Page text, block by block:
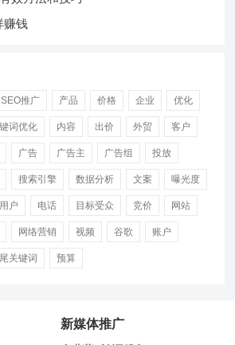
赚钱
SEO推广 产品 价格 企业 优化
词优化 内容 出价 外贸 客户
广告 广告主 广告组 投放
搜索引擎 数据分析 文案 曝光度
用户 电话 目标受众 竞价 网站
网络营销 视频 谷歌 账户
关键词 预算
新媒体推广